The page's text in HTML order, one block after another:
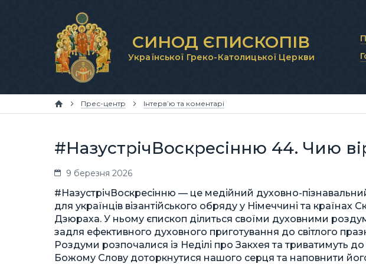
СИНОД ЄПИСКОПІВ
Української Греко-Католицької Церкви
Прес-центр Інтерв’ю та коментарі
#НазустрічВоскресінню 44. Чию
9 березня 2026
#НазустрічВоскресінню — це медійний духовно-
для українців візантійського обряду у Німеччині та країнах
Дзюраха. У ньому єпископ ділиться своїми духовними
задля ефективного духовного приготування до світлого
Роздуми розпочалися із Неділі про Закхея та триватимуть
Божому Слову доторкнутися нашого серця та наповнити